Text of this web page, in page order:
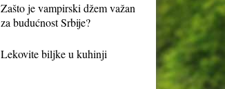
Zašto je vampirski džem važan
za budućnost Srbije?
Lekovite biljke u kuhinji